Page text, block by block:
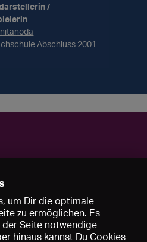
/
Abschluss 2001
um Dir die optimale
zu ermöglichen. Es
Seite notwendige
hinaus kannst Du Cookies